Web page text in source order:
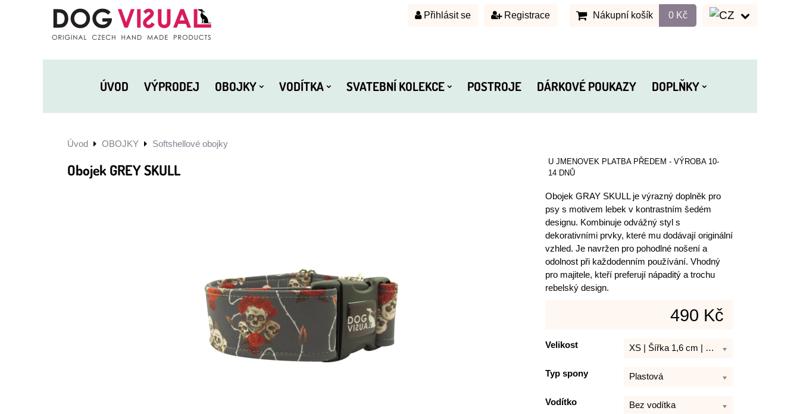
Přihlásit se Registrace Nákupní košík 0 Kč
ÚVOD VÝPRODEJ OBOJKY VODÍTKA SVATEBNÍ KOLEKCE POSTROJE DÁRKOVÉ POUKAZY DOPLŇKY
Úvod OBOJKY Softshellové obojky
Obojek GREY SKULL
U JMENOVEK PLATBA PŘEDEM - VÝROBA 10-
14 DNŮ
Obojek GRAY SKULL je výrazný doplněk pro
psy s motivem lebek v kontrastním šedém
designu. Kombinuje odvážný styl s
dekorativními prvky, které mu dodávají originální
vzhled. Je navržen pro pohodlné nošení a
odolnost při každodenním používání. Vhodný
pro majitele, kteří preferují nápaditý a trochu
rebelský design.
490 Kč
Velikost XS | Šířka 1,6 cm | Délka 21 - 30 cm
Typ spony Plastová
Vodítko Bez vodítka